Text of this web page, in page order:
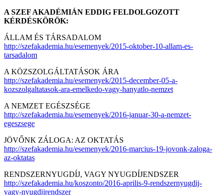
A SZEF AKADÉMIÁN EDDIG FELDOLGOZOTT
KÉRDÉSKÖRÖK:
ÁLLAM ÉS TÁRSADALOM
http://szefakademia.hu/esemenyek/2015-oktober-10-allam-es-
tarsadalom
A KÖZSZOLGÁLTATÁSOK ÁRA
http://szefakademia.hu/esemenyek/2015-december-05-a-
kozszolgaltatasok-ara-emelkedo-vagy-hanyatlo-nemzet
A NEMZET EGÉSZSÉGE
http://szefakademia.hu/esemenyek/2016-januar-30-a-nemzet-
egeszsege
JÖVŐNK ZÁLOGA: AZ OKTATÁS
http://szefakademia.hu/esemenyek/2016-marcius-19-jovonk-zaloga-
az-oktatas
RENDSZERNYUGDÍJ, VAGY NYUGDÍJENDSZER
http://szefakademia.hu/koszonto/2016-aprilis-9-rendszernyugdij-
vagy-nyugdijrendszer